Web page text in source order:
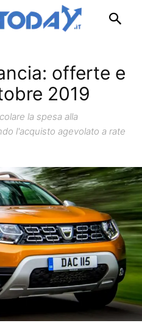
offerte e
2019
la spesa alla
l'acquisto agevolato a rate